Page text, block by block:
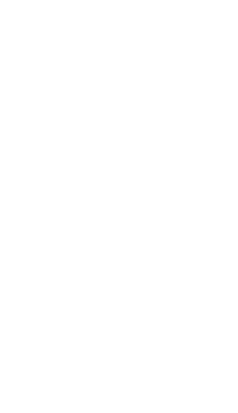
Хасбулат
Хасбулат